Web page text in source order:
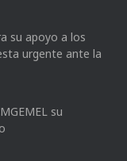
su apoyo a los
urgente ante la
su